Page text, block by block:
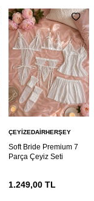
ÇEYIZEDAIRHERŞEY
Soft Bride Premium 7
Parça Çeyiz Seti
1.249,00TL